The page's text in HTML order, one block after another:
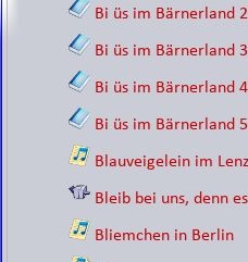
Bi üs im Bärnerland 2
Bi üs im Bärnerland 3
Bi üs im Bärnerland 4
Bi üs im Bärnerland 5
Blauveigelein im
Bleib bei uns, denn
Bliemchen in Berlin